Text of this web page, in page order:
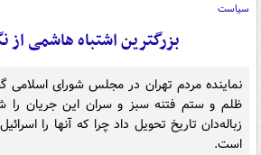
سیاست
بزرگترین اشتباه هاشمی‌ از
ظلم و ستم فتنه سبز و سران این جریان را
زباله‌دان تاریخ تحویل داد چرا که آنها را
است.